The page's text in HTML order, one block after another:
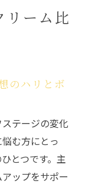
口コミの正
品の違い
のコツ
効果がある
クリーム
リーム比
のハリとボ
テージの変化
む方にとっ
とつです。主
ップをサポー